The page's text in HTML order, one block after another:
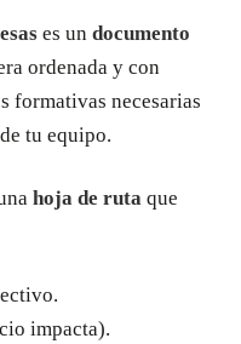
es un documento
ordenada y con
formativas necesarias
tu equipo.
hoja de ruta que
impacta).